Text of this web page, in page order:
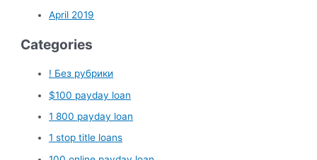
April 2019
Categories
! Без рубрики
$100 payday loan
1 800 payday loan
1 stop title loans